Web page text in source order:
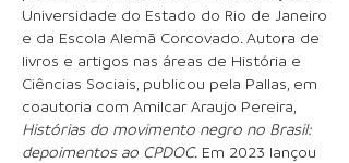
Universidade do Estado do Rio de Janeiro
e da Escola Alemã Corcovado. Autora de
livros e artigos nas áreas de História e
Ciências Sociais, publicou pela Pallas, em
coautoria com Amilcar Araujo Pereira,
Histórias do movimento negro no Brasil:
depoimentos ao CPDOC. Em 2023 lançou